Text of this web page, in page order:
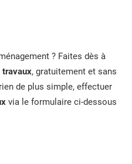
? Faites dès à
travaux, gratuitement et sans
de plus simple, effectuer
via le formulaire ci-dessous